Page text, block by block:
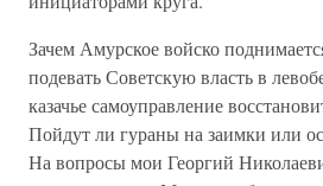
Зачем Амурское войско
подевать Советскую власть в
казачье самоуправление
Пойдут ли гураны на заимки или
На вопросы мои Георгий